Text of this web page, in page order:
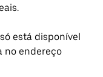
está disponível
no endereço